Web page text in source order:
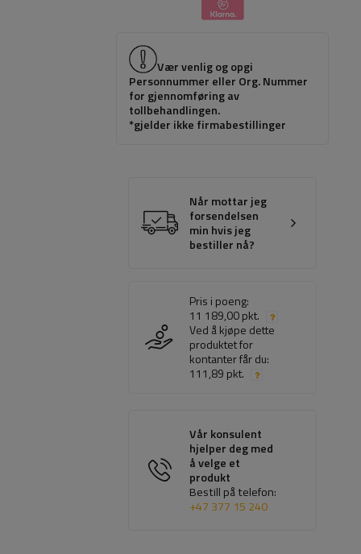
Vær venlig og opgi
Personnummer eller Org. Nummer
for gjennomføring av
tollbehandlingen.
*gjelder ikke firmabestillinger
Når mottar jeg
forsendelsen
min hvis jeg
bestiller nå?
Pris i poeng:
11 189,00 pkt.
Ved å kjøpe dette
produktet for
kontanter får du:
111,89 pkt.
Vår konsulent
hjelper deg med
å velge et
produkt
Bestill på telefon:
+47 377 15 240